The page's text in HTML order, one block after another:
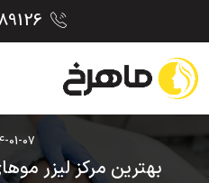
01-07
بهترین مرکز لیزر